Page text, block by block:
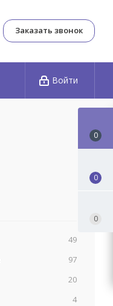
Заказать звонок
Войти
49
97
20
4
0
0
0